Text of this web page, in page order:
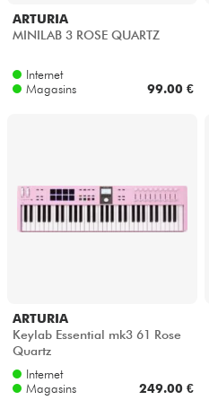
ARTURIA
MINILAB 3 ROSE QUARTZ
Internet
Magasins
99.00 €
ARTURIA
Keylab Essential mk3 61 Rose
Quartz
Internet
Magasins
249.00 €